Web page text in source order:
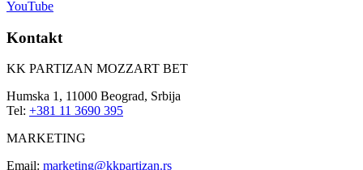
YouTube
Kontakt
KK PARTIZAN MOZZART BET
Humska 1, 11000 Beograd, Srbija
Tel: +381 11 3690 395
MARKETING
Email: marketing@kkpartizan.rs